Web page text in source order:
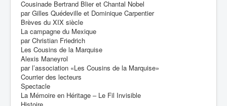
Cousinade Bertrand Blier et Chantal Nobel
par Gilles Quédeville et Dominique Carpentier
Brèves du XIX siècle
La campagne du Mexique
par Christian Friedrich
Les Cousins de la Marquise
Alexis Maneyrol
par l’association «Les Cousins de la Marquise»
Courrier des lecteurs
Spectacle
La Mémoire en Héritage – Le Fil Invisible
Histoire